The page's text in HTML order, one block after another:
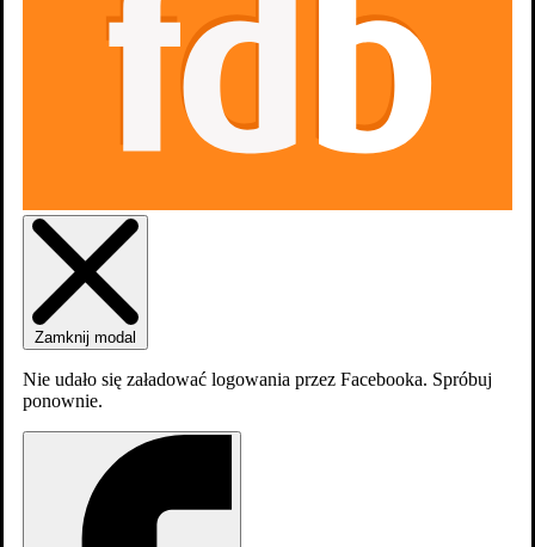
Zaloguj sięZałóź konto
Zamknij modal
Nie udało się załadować logowania przez Facebooka. Spróbuj
ponownie.